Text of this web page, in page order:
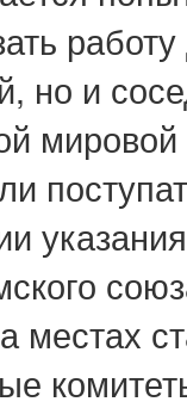
но и
местах